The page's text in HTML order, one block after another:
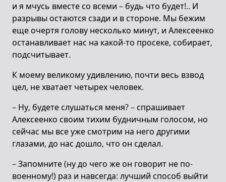
и я мчусь вместе со всеми – будь что будет!.. И
разрывы остаются сзади и в стороне. Мы бежим
еще очертя голову несколько минут, и Алексеенко
останавливает нас на какой-то просеке, собирает,
подсчитывает.
К моему великому удивлению, почти весь взвод
цел, не хватает четырех человек.
– Ну, будете слушаться меня? – спрашивает
Алексеенко своим тихим будничным голосом, но
сейчас мы все уже смотрим на него другими
глазами, до нас дошло, что он сделал.
– Запомните (ну до чего же он говорит не по-
военному!) раз и навсегда: лучший способ выйти